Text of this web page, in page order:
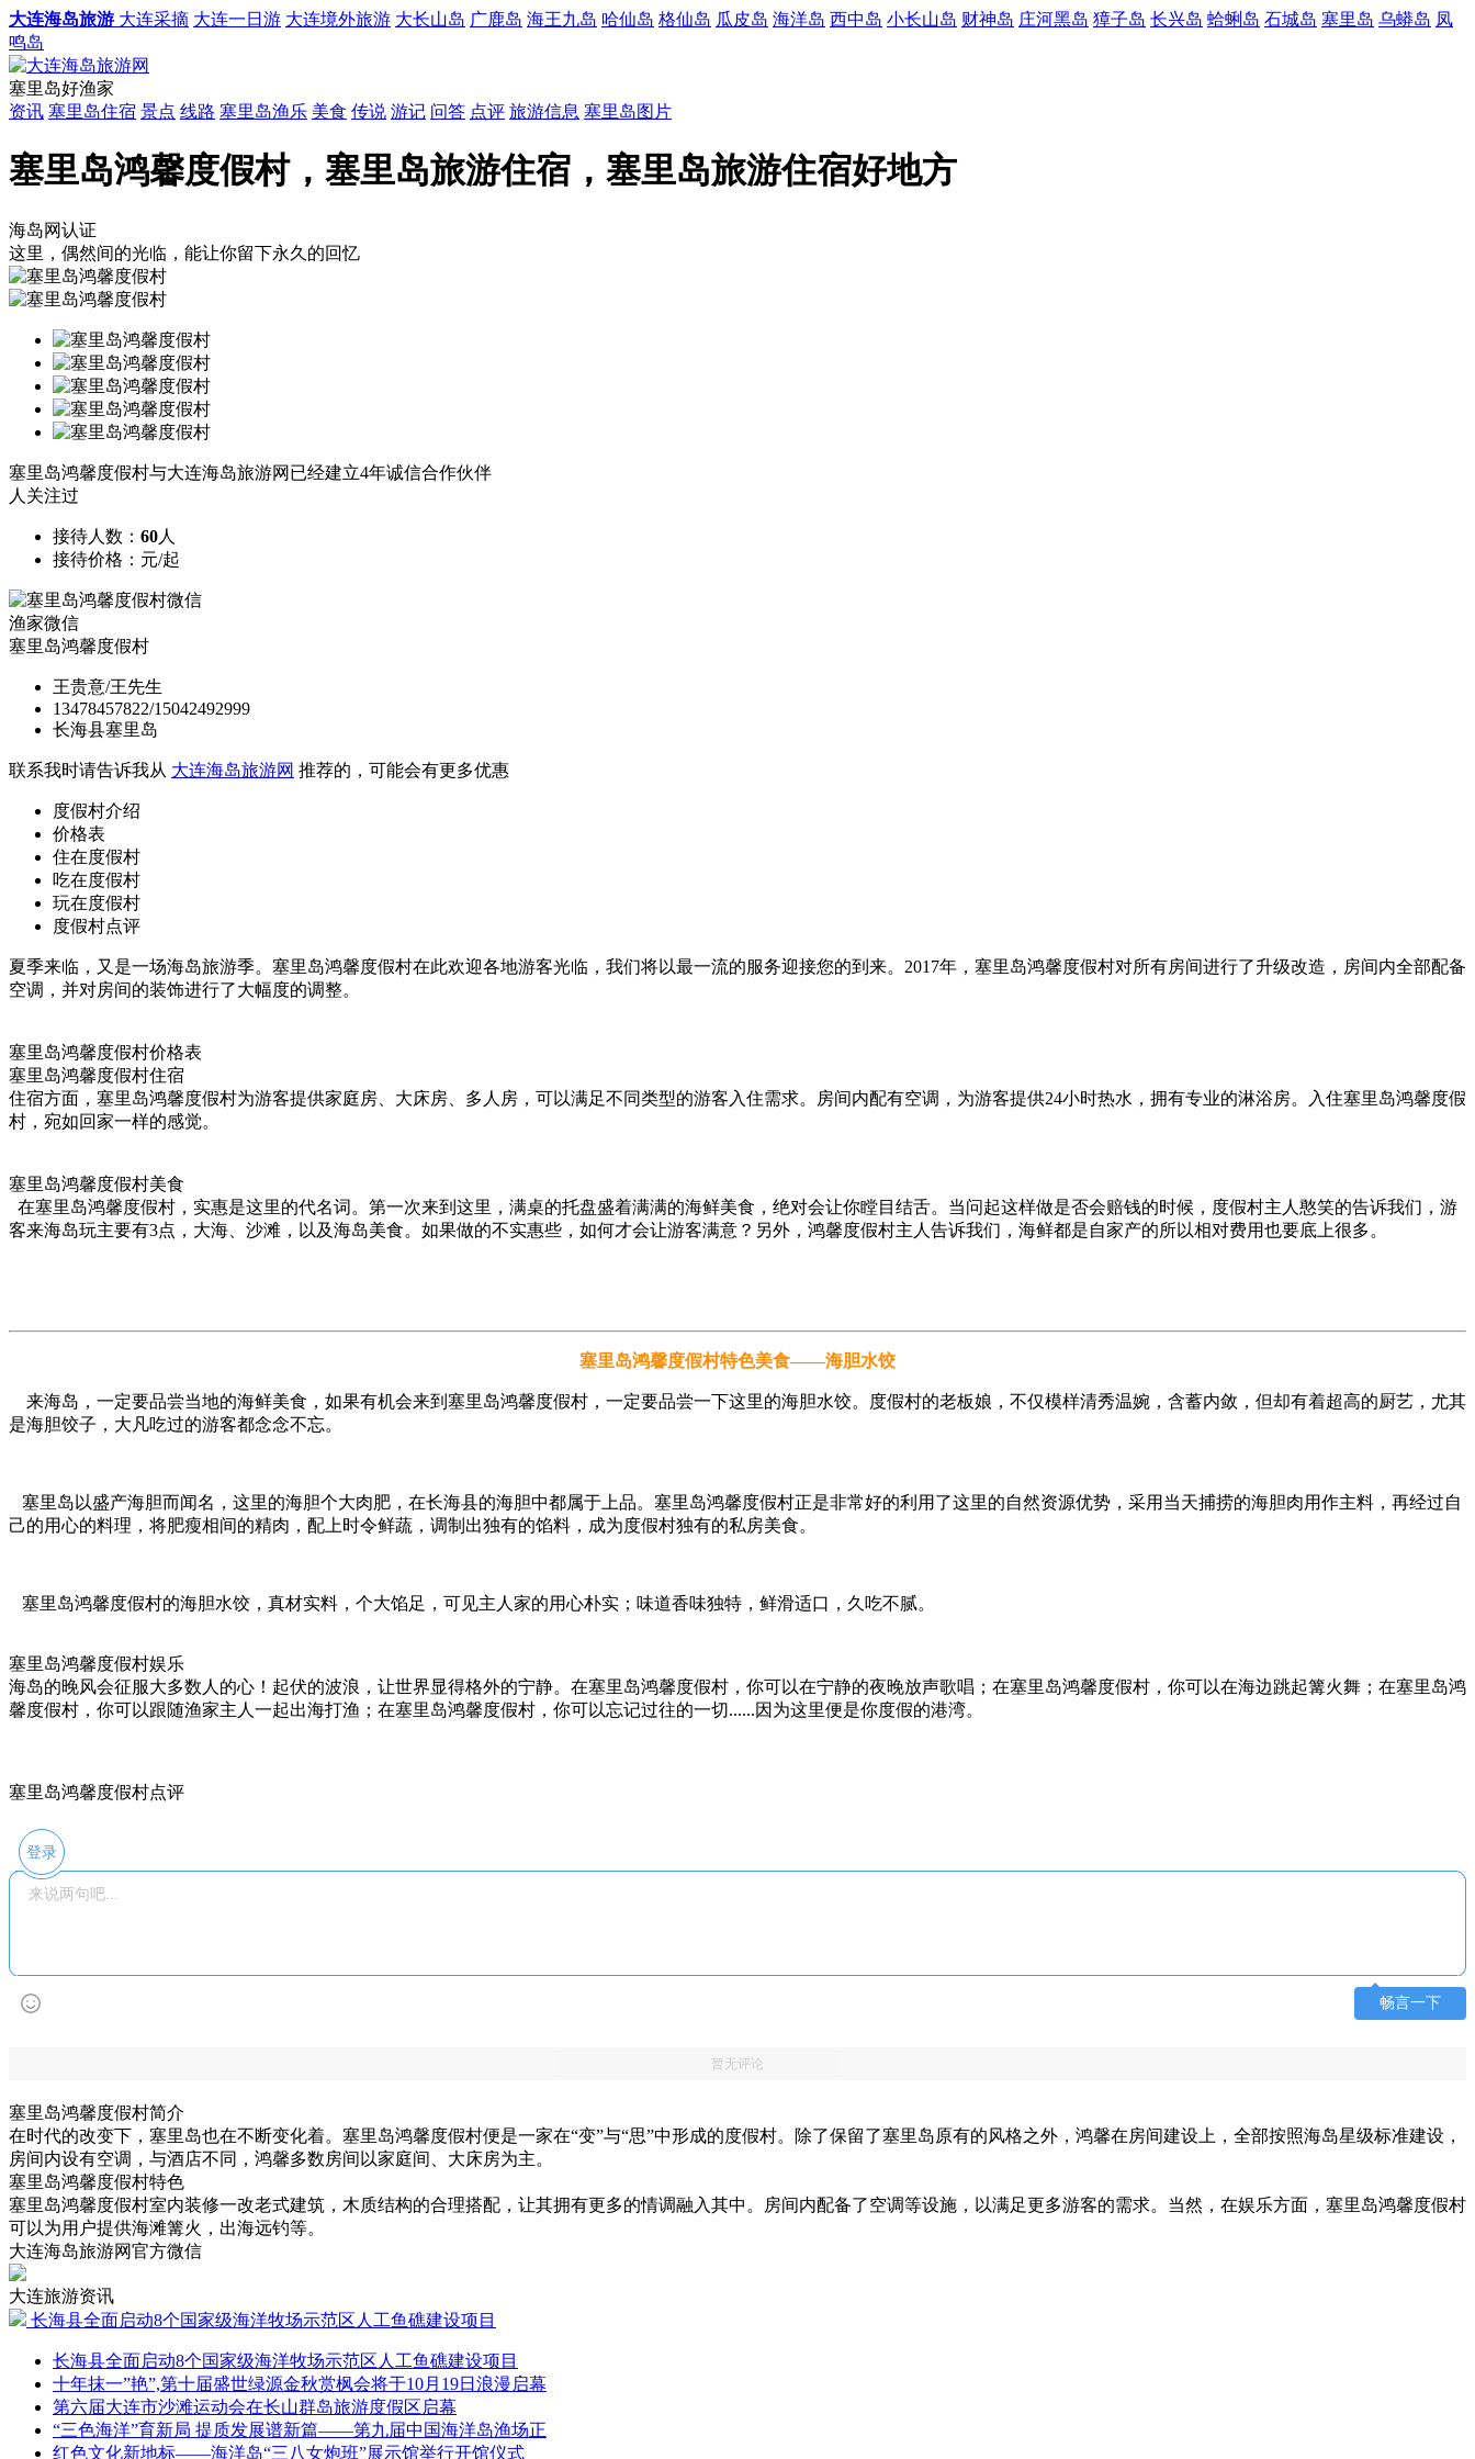
大连海岛旅游 大连采摘 大连一日游 大连境外旅游 大长山岛 广鹿岛 海王九岛 哈仙岛 格仙岛 瓜皮岛 海洋岛 西中岛 小长山岛 财神岛 庄河黑岛 獐子岛 长兴岛 蛤蜊岛 石城岛 塞里岛 乌蟒岛 凤
鸣岛
塞里岛好渔家
资讯 塞里岛住宿 景点 线路 塞里岛渔乐 美食 传说 游记 问答 点评 旅游信息 塞里岛图片
塞里岛鸿馨度假村，塞里岛旅游住宿，塞里岛旅游住宿好地方
海岛网认证
这里，偶然间的光临，能让你留下永久的回忆
塞里岛鸿馨度假村与大连海岛旅游网已经建立4年诚信合作伙伴
人关注过
接待人数： 60人
接待价格： 元/起
渔家微信
塞里岛鸿馨度假村
王贵意/王先生
13478457822/15042492999
长海县塞里岛
联系我时请告诉我从 大连海岛旅游网 推荐的，可能会有更多优惠
度假村介绍
价格表
住在度假村
吃在度假村
玩在度假村
度假村点评
夏季来临，又是一场海岛旅游季。塞里岛鸿馨度假村在此欢迎各地游客光临，我们将以最一流的服务迎接您的到来。2017年，塞里岛鸿馨度假村对所有房间进行了升级改造，房间内全部配备
空调，并对房间的装饰进行了大幅度的调整。
塞里岛鸿馨度假村价格表
塞里岛鸿馨度假村住宿
住宿方面，塞里岛鸿馨度假村为游客提供家庭房、大床房、多人房，可以满足不同类型的游客入住需求。房间内配有空调，为游客提供24小时热水，拥有专业的淋浴房。入住塞里岛鸿馨度假
村，宛如回家一样的感觉。
塞里岛鸿馨度假村美食
在塞里岛鸿馨度假村，实惠是这里的代名词。第一次来到这里，满桌的托盘盛着满满的海鲜美食，绝对会让你瞠目结舌。当问起这样做是否会赔钱的时候，度假村主人憨笑的告诉我们，游
客来海岛玩主要有3点，大海、沙滩，以及海岛美食。如果做的不实惠些，如何才会让游客满意？另外，鸿馨度假村主人告诉我们，海鲜都是自家产的所以相对费用也要底上很多。
塞里岛鸿馨度假村特色美食——海胆水饺
来海岛，一定要品尝当地的海鲜美食，如果有机会来到塞里岛鸿馨度假村，一定要品尝一下这里的海胆水饺。度假村的老板娘，不仅模样清秀温婉，含蓄内敛，但却有着超高的厨艺，尤其
是海胆饺子，大凡吃过的游客都念念不忘。
塞里岛以盛产海胆而闻名，这里的海胆个大肉肥，在长海县的海胆中都属于上品。塞里岛鸿馨度假村正是非常好的利用了这里的自然资源优势，采用当天捕捞的海胆肉用作主料，再经过自
己的用心的料理，将肥瘦相间的精肉，配上时令鲜蔬，调制出独有的馅料，成为度假村独有的私房美食。
塞里岛鸿馨度假村的海胆水饺，真材实料，个大馅足，可见主人家的用心朴实；味道香味独特，鲜滑适口，久吃不腻。
塞里岛鸿馨度假村娱乐
海岛的晚风会征服大多数人的心！起伏的波浪，让世界显得格外的宁静。在塞里岛鸿馨度假村，你可以在宁静的夜晚放声歌唱；在塞里岛鸿馨度假村，你可以在海边跳起篝火舞；在塞里岛鸿
馨度假村，你可以跟随渔家主人一起出海打渔；在塞里岛鸿馨度假村，你可以忘记过往的一切......因为这里便是你度假的港湾。
塞里岛鸿馨度假村点评
登录
畅言一下
暂无评论
塞里岛鸿馨度假村简介
在时代的改变下，塞里岛也在不断变化着。塞里岛鸿馨度假村便是一家在“变”与“思”中形成的度假村。除了保留了塞里岛原有的风格之外，鸿馨在房间建设上，全部按照海岛星级标准建设，
房间内设有空调，与酒店不同，鸿馨多数房间以家庭间、大床房为主。
塞里岛鸿馨度假村特色
塞里岛鸿馨度假村室内装修一改老式建筑，木质结构的合理搭配，让其拥有更多的情调融入其中。房间内配备了空调等设施，以满足更多游客的需求。当然，在娱乐方面，塞里岛鸿馨度假村
可以为用户提供海滩篝火，出海远钓等。
大连海岛旅游网官方微信
大连旅游资讯
长海县全面启动8个国家级海洋牧场示范区人工鱼礁建设项目
长海县全面启动8个国家级海洋牧场示范区人工鱼礁建设项目
十年抹一”艳”,第十届盛世绿源金秋赏枫会将于10月19日浪漫启幕
第六届大连市沙滩运动会在长山群岛旅游度假区启幕
“三色海洋”育新局 提质发展谱新篇——第九届中国海洋岛渔场正
红色文化新地标——海洋岛“三八女炮班”展示馆举行开馆仪式